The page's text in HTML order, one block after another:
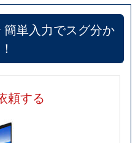
単入力でスグ分か
頼する